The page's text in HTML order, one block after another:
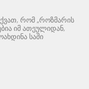
რომ „როზმარის
იმ ათეულიდან,
საში